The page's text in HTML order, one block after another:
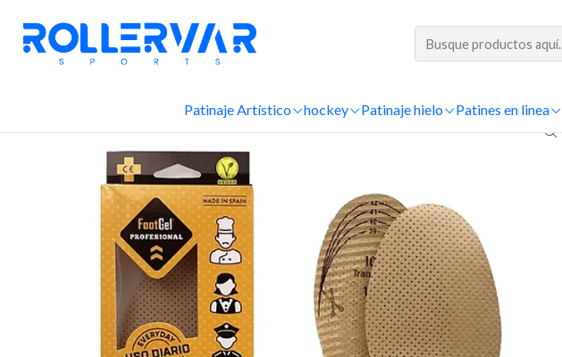
Patinaje Artístico hockey Patinaje hielo Patines en linea